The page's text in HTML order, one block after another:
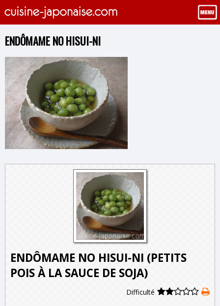
ENDÔMAME NO HISUI-NI
ENDÔMAME NO HISUI-NI (PETITS
POIS À LA SAUCE DE SOJA)
Difficulté